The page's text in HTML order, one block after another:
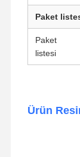
Paket
Paket
listesi
Ürün